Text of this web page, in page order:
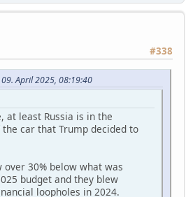
#338
April 2025, 08:19:40
at least Russia is in the
car that Trump decided to
30% below what was
budget and they blew
loopholes in 2024.